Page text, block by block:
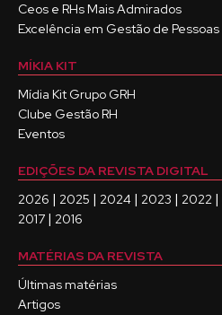
Ceos e RHs Mais Admirados
Excelência em Gestão de Pessoas
MÍKIA KIT
Mídia Kit Grupo GRH
Clube Gestão RH
Eventos
EDIÇÕES DA REVISTA DIGITAL
2026 | 2025 | 2024 | 2023 | 2022 |
2017 | 2016
MATÉRIAS DA REVISTA
Últimas matérias
Artigos